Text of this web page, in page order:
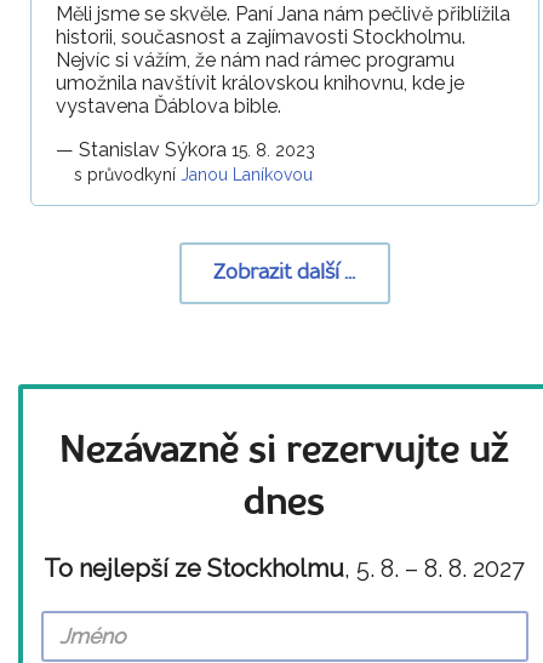
Měli jsme se skvěle. Paní Jana nám pečlivě přiblížila
historii, současnost a zajímavosti Stockholmu.
Nejvíc si vážím, že nám nad rámec programu
umožnila navštívit královskou knihovnu, kde je
vystavena Ďáblova bible.
— Stanislav Sýkora 15. 8. 2023
s průvodkyní Janou Laníkovou
Zobrazit další ...
Nezávazně si rezervujte už
dnes
To nejlepší ze Stockholmu, 5. 8. – 8. 8. 2027